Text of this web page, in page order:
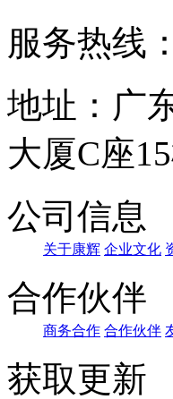
服务热线
地址：广
大厦C座
公司信息
关于康辉 企业文化
合作伙伴
商务合作 合作伙伴
获取更新